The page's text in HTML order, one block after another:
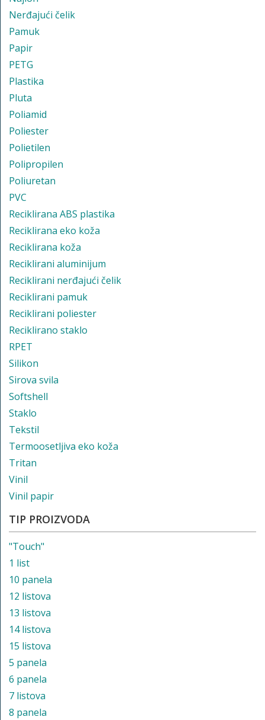
Nerđajući čelik
Pamuk
Papir
PETG
Plastika
Pluta
Poliamid
Poliester
Polietilen
Polipropilen
Poliuretan
PVC
Reciklirana ABS plastika
Reciklirana eko koža
Reciklirana koža
Reciklirani aluminijum
Reciklirani nerđajući čelik
Reciklirani pamuk
Reciklirani poliester
Reciklirano staklo
RPET
Silikon
Sirova svila
Softshell
Staklo
Tekstil
Termoosetljiva eko koža
Tritan
Vinil
Vinil papir
TIP PROIZVODA
"Touch"
1 list
10 panela
12 listova
13 listova
14 listova
15 listova
5 panela
6 panela
7 listova
8 panela